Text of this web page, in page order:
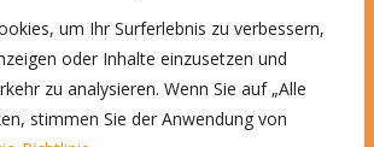
um Ihr Surferlebnis zu verbessern,
oder Inhalte einzusetzen und
zu analysieren. Wenn Sie auf „Alle
stimmen Sie der Anwendung von